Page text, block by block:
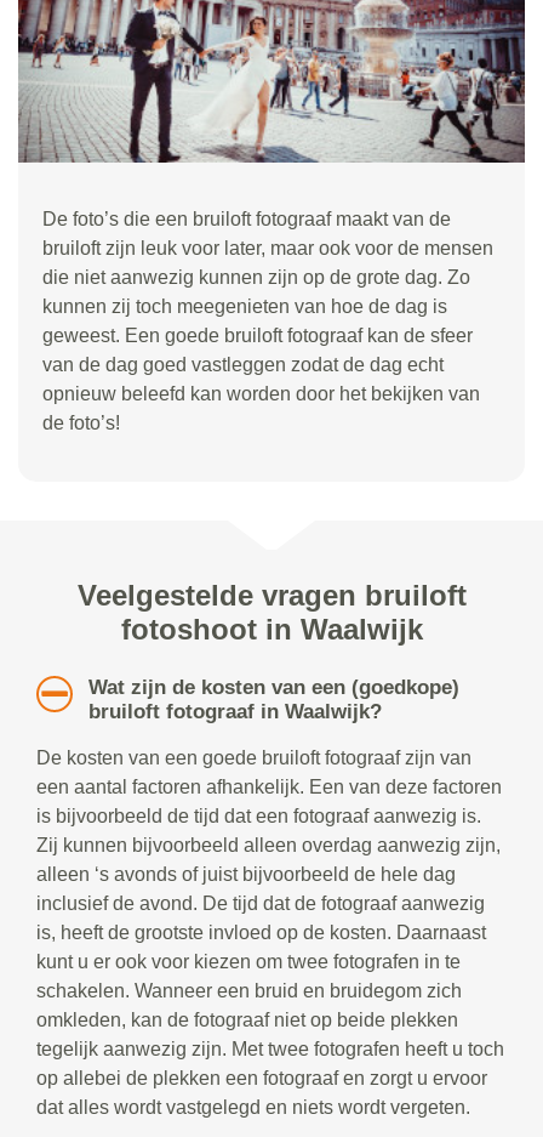
De foto’s die een bruiloft fotograaf maakt van de
bruiloft zijn leuk voor later, maar ook voor de mensen
die niet aanwezig kunnen zijn op de grote dag. Zo
kunnen zij toch meegenieten van hoe de dag is
geweest. Een goede bruiloft fotograaf kan de sfeer
van de dag goed vastleggen zodat de dag echt
opnieuw beleefd kan worden door het bekijken van
de foto’s!
Veelgestelde vragen bruiloft
fotoshoot in Waalwijk
Wat zijn de kosten van een (goedkope)
bruiloft fotograaf in Waalwijk?
De kosten van een goede bruiloft fotograaf zijn van
een aantal factoren afhankelijk. Een van deze factoren
is bijvoorbeeld de tijd dat een fotograaf aanwezig is.
Zij kunnen bijvoorbeeld alleen overdag aanwezig zijn,
alleen ‘s avonds of juist bijvoorbeeld de hele dag
inclusief de avond. De tijd dat de fotograaf aanwezig
is, heeft de grootste invloed op de kosten. Daarnaast
kunt u er ook voor kiezen om twee fotografen in te
schakelen. Wanneer een bruid en bruidegom zich
omkleden, kan de fotograaf niet op beide plekken
tegelijk aanwezig zijn. Met twee fotografen heeft u toch
op allebei de plekken een fotograaf en zorgt u ervoor
dat alles wordt vastgelegd en niets wordt vergeten.